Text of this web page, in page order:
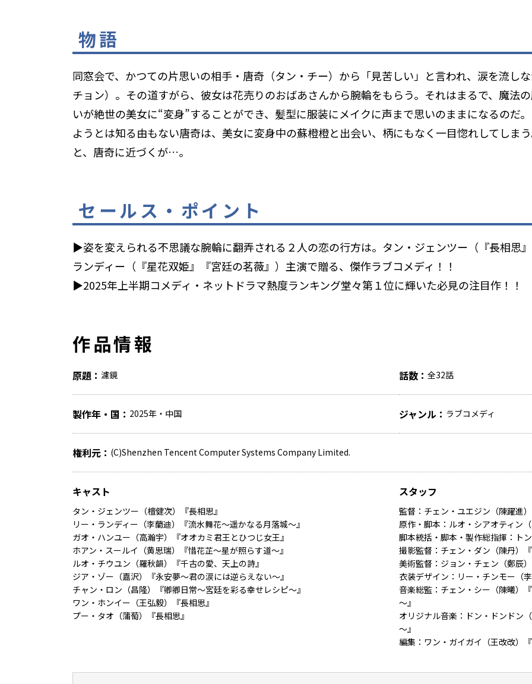
物語
同窓会で、かつての片思いの相手・唐奇（タン・チー）から「見苦しい」と言われ、涙を流し
チョン）。その道すがら、彼女は花売りのおばあさんから腕輪をもらう。それはまるで、魔法
いが絶世の美女に“変身”することができ、髪型に服装にメイクに声まで思いのままになるのだ
ようとは知る由もない唐奇は、美女に変身中の蘇橙橙と出会い、柄にもなく一目惚れしてしま
と、唐奇に近づくが…。
セールス・ポイント
▶姿を変えられる不思議な腕輪に翻弄される２人の恋の行方は――。タン・ジェンツー（『長相
ランディー（『星花双姫』『宮廷の茗薇』）主演で贈る、傑作ラブコメディ！！
▶2025年上半期コメディ・ネットドラマ熱度ランキング堂々第１位に輝いた必見の注目作！
作品情報
原題 濾鏡 話数 全32話
製作年・国 2025年・中国 ジャンル ラブコメディ
権利元 (C)Shenzhen Tencent Computer Systems Company Limited.
キャスト
タン・ジェンツー（檀健次）『長相思』
リー・ランディー（李蘭迪）『流水舞花～遥かなる月落城～』
ガオ・ハンユー（高瀚宇）『オオカミ君王とひつじ女王』
ホアン・スールイ（黄思瑞）『惜花芷～星が照らす道～』
ルオ・チウユン（羅秋韻）『千古の愛、天上の詩』
ジア・ゾー（嘉沢）『永安夢～君の涙には逆らえない～』
チャン・ロン（昌隆）『卿卿日常〜宮廷を彩る幸せレシピ〜』
ワン・ホンイー（王弘毅）『長相思』
プー・タオ（蒲萄）『長相思』
スタッフ
監督：チェン・ユエジン（陳躍進）
原作・脚本：ルオ・シアオティン
脚本統括・脚本・製作総指揮：ト
撮影監督：チェン・ダン（陳丹）
美術監督：ジョン・チェン（鄭辰
衣装デザイン：リー・チンモー（
音楽総監：チェン・シー（陳曦）
～』
オリジナル音楽：ドン・ドンドン
～』
編集：ワン・ガイガイ（王改改）